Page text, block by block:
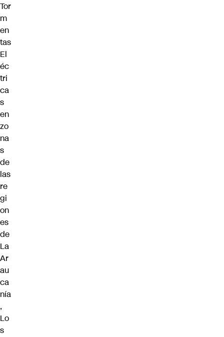
Tor
m
en
tas
El
éc
tri
ca
s
en
zo
na
s
de
las
re
gi
on
es
de
La
Ar
au
ca
nía
,
Lo
s